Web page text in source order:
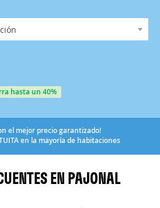
hasta un 40%
el mejor precio garantizado!
en la mayoría de habitaciones
EN PAJONAL